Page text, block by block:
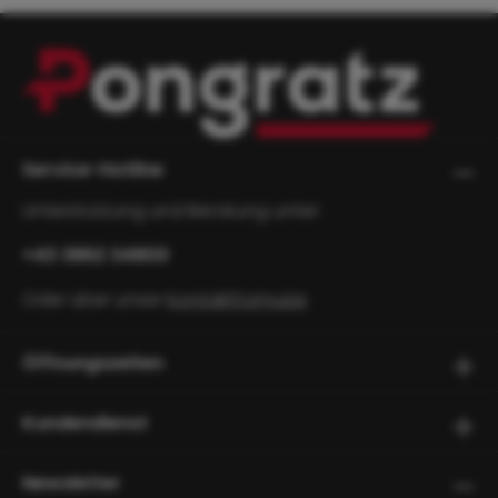
Service-Hotline
+43 3862 34800
Kontaktformular
Öffnungszeiten
Kundendienst
Newsletter